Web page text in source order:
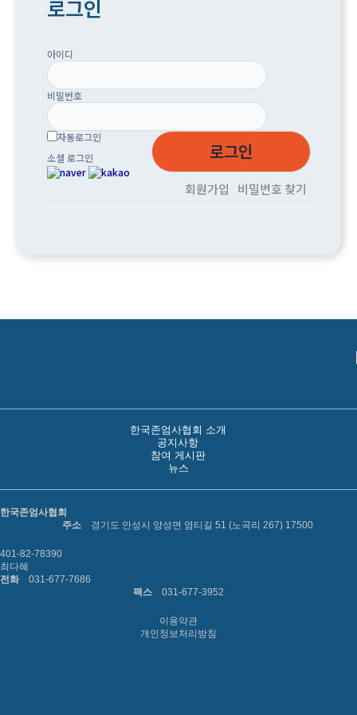
로그인
아이디
비밀번호
자동로그인
소셜 로그인
비밀번호 찾기
회원가입
한국존엄사협회 소개
공지사항
참여 게시판
뉴스
한국존엄사협회
주소
경기도 안성시 양성면 염티길 51 (노곡리 267) 17500
401-82-78390
최다혜
전화
031-677-7686
팩스
031-677-3952
이용약관
개인정보처리방침